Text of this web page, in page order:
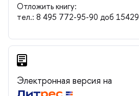
Отложить книгу:
тел.: 8 495 772-95-90 доб 15429
Электронная версия на